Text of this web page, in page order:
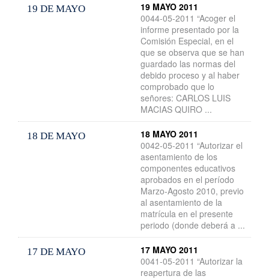
19 DE MAYO
19 MAYO 2011
0044-05-2011 “Acoger el
informe presentado por la
Comisión Especial, en el
que se observa que se han
guardado las normas del
debido proceso y al haber
comprobado que lo
señores: CARLOS LUIS
MACIAS QUIRO ...
18 DE MAYO
18 MAYO 2011
0042-05-2011 “Autorizar el
asentamiento de los
componentes educativos
aprobados en el período
Marzo-Agosto 2010, previo
al asentamiento de la
matrícula en el presente
periodo (donde deberá a ...
17 DE MAYO
17 MAYO 2011
0041-05-2011 “Autorizar la
reapertura de las